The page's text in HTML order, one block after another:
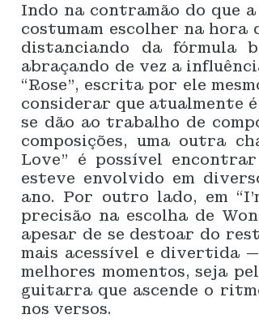
Indo na contramão do que
costumam escolher na hora
distanciando da fórmula
abraçando de vez a
“Rose”, escrita por ele
considerar que atualmente
se dão ao trabalho de
composições, uma outra
Love” é possível
esteve envolvido em
ano. Por outro lado, em
precisão na escolha de
apesar de se destoar do
mais acessível e divertida
melhores momentos, seja
guitarra que ascende o
nos versos.